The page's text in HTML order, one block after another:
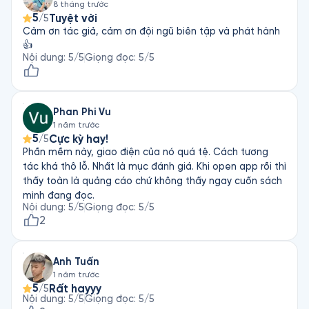
tập thiền định hãy cẩn trọng. Các thứ thấy được lúc
thiền rất hay ho như có khả năng này kia (chữa lành….),
tiên đoán, nhìn về như kiểu thôi miên hồi quy… hãy nhớ
và biết mình là ai nhé các bạn. Để loạn thần là hỏng 1
đời rồi.
8 tháng trước
5/5Tuyệt vời
Cảm ơn tác giả, cảm ơn đội ngũ biên tập và phát hành
👍
Nội dung: 5/5Giọng đọc: 5/5
Phan Phi Vu
1 năm trước
5/5Cực kỳ hay!
Phần mềm này, giao điện của nó quá tệ. Cách tương
tác khá thô lỗ. Nhất là mục đánh giá. Khi open app rồi thì
thấy toàn là quảng cáo chứ không thấy ngay cuốn sách
mình đang đọc.
Nội dung: 5/5Giọng đọc: 5/5
2
Anh Tuấn
1 năm trước
5/5 Rất hayyy
Nội dung: 5/5Giọng đọc: 5/5